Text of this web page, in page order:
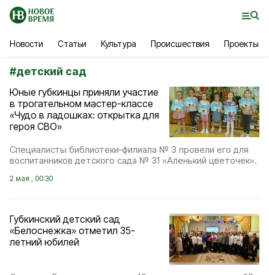
Новости Статьи Культура Происшествия Проекты
#детский сад
Юные губкинцы приняли участие
в трогательном мастер-классе
«Чудо в ладошках: открытка для
героя СВО»
Специалисты библиотеки‑филиала № 3 провели его для
воспитанников детского сада № 31 «Аленький цветочек».
2 мая , 00:30
Губкинский детский сад
«Белоснежка» отметил 35-
летний юбилей